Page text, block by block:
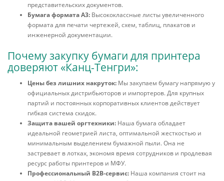
представительских документов.
Бумага формата А3: Высококлассные листы увеличенного
формата для печати чертежей, схем, таблиц, плакатов и
инженерной документации.
Почему закупку бумаги для принтера
доверяют «Канц-Тенгри»:
Цены без лишних накруток: Мы закупаем бумагу напрямую у
официальных дистрибьюторов и импортеров. Для крупных
партий и постоянных корпоративных клиентов действует
гибкая система скидок.
Защита вашей оргтехники: Наша бумага обладает
идеальной геометрией листа, оптимальной жесткостью и
минимальным выделением бумажной пыли. Она не
застревает в лотках, экономя время сотрудников и продлевая
ресурс работы принтеров и МФУ.
Профессиональный B2B-сервис: Наша компания стоит на